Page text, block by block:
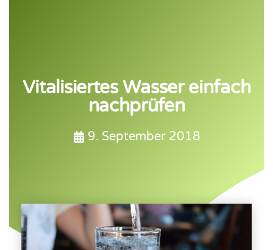
Vitalisiertes Wasser einfach
nachprüfen
9. September 2018